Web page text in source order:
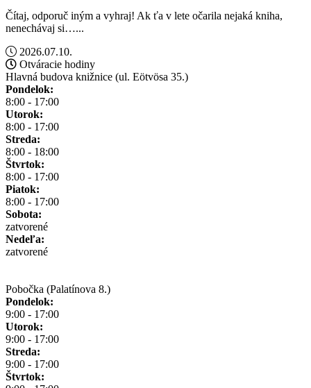
Čítaj, odporuč iným a vyhraj! Ak ťa v lete očarila nejaká kniha,
nenechávaj si…...
2026.07.10.
Otváracie hodiny
Hlavná budova knižnice (ul. Eötvösa 35.)
Pondelok:
8:00 - 17:00
Utorok:
8:00 - 17:00
Streda:
8:00 - 18:00
Štvrtok:
8:00 - 17:00
Piatok:
8:00 - 17:00
Sobota:
zatvorené
Nedeľa:
zatvorené
Pobočka (Palatínova 8.)
Pondelok:
9:00 - 17:00
Utorok:
9:00 - 17:00
Streda:
9:00 - 17:00
Štvrtok: